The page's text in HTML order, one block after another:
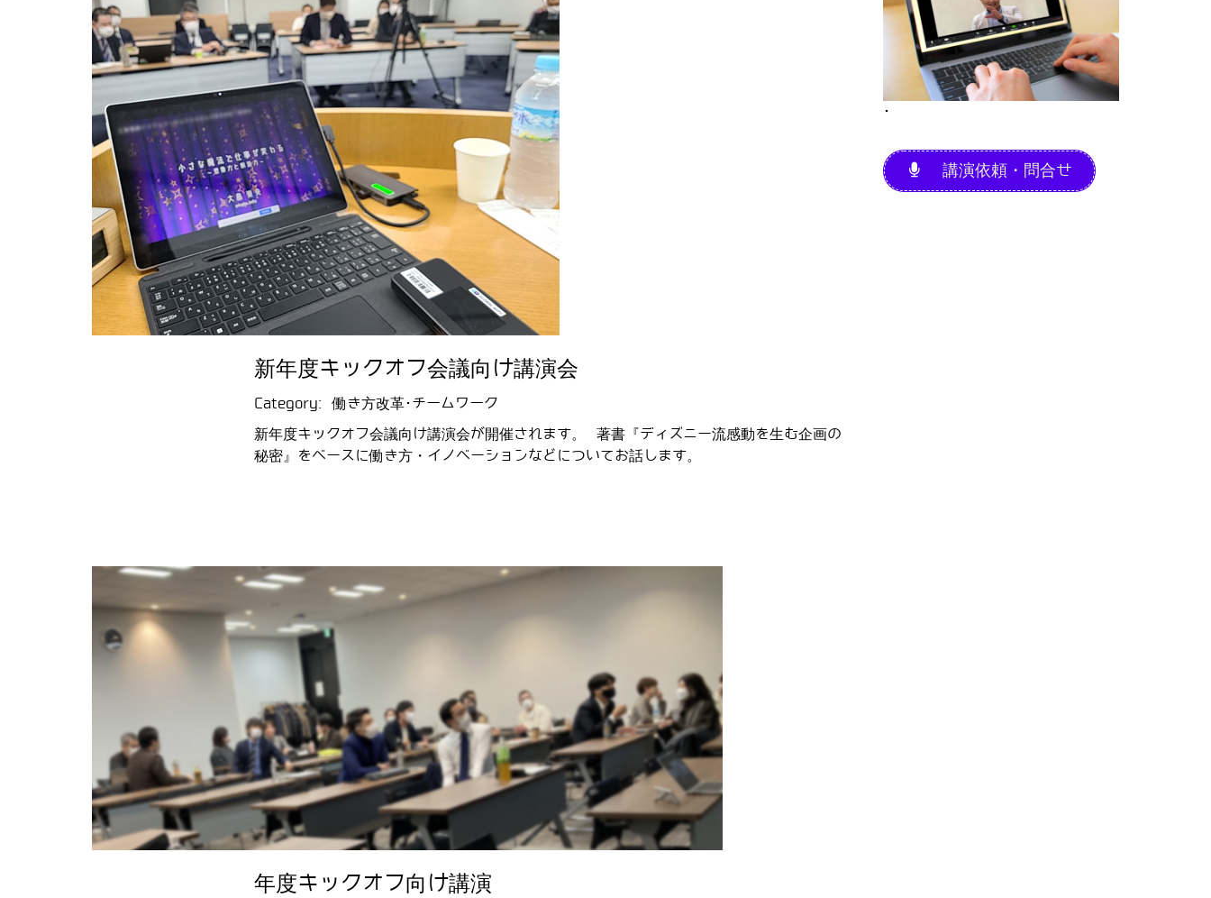
新年度キックオフ会議向け講演会
Category:働き方改革･チームワーク
新年度キックオフ会議向け講演会が開催されます。 著書『ディズニー流感動を生む企画の
秘密』をベースに働き方・イノベーションなどについてお話します。
年度キックオフ向け講演
･
講演依頼・問合せ